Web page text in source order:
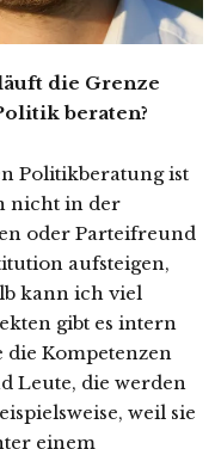
die Grenze
beraten?
Politikberatung ist
nicht in der
oder Parteifreund
aufsteigen,
kann ich viel
gibt es intern
die Kompetenzen
Leute, die werden
weil sie
einem